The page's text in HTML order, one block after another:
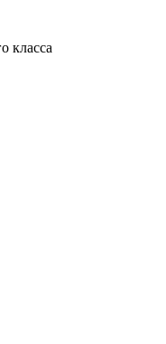
класса